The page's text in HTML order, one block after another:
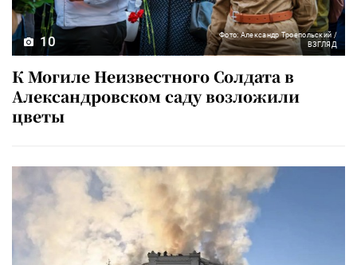
10
Фото: Александр Троепольский /
ВЗГЛЯД
К Могиле Неизвестного Солдата в
Александровском саду возложили
цветы